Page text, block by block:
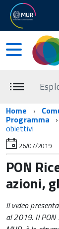
Home
Programma
obiettivi
26/07/2019
PON
azioni,
Il video
al 2019. Il PON